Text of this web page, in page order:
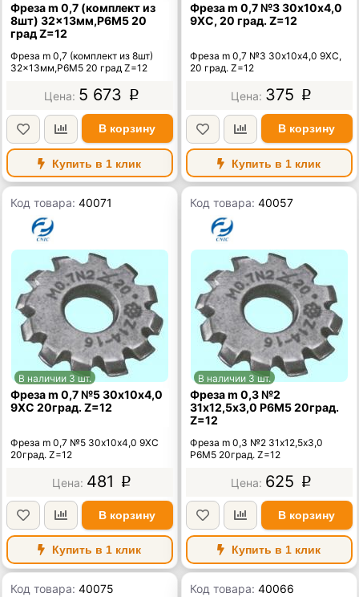
Фреза m 0,7 (комплект из
8шт) 32x13мм,Р6М5 20
град Z=12
Фреза m 0,7 (комплект из 8шт)
32x13мм,Р6М5 20 град Z=12
5 673 p
В корзину
Купить в 1 клик
Фреза m 0,7 №3 30х10х4,0
9ХС, 20 град. Z=12
Фреза m 0,7 №3 30х10х4,0 9ХС,
20 град. Z=12
375 p
В корзину
Купить в 1 клик
Код товара:40071
В наличии 3 шт.
Фреза m 0,7 №5 30х10х4,0
9ХС 20град. Z=12
Фреза m 0,7 №5 30х10х4,0 9ХС
20град. Z=12
481 p
В корзину
Купить в 1 клик
Код товара:40057
В наличии 3 шт.
Фреза m 0,3 №2
31х12,5х3,0 Р6М5 20град.
Z=12
Фреза m 0,3 №2 31х12,5х3,0
Р6М5 20град. Z=12
625 p
В корзину
Купить в 1 клик
Код товара:40075 Код товара:40066